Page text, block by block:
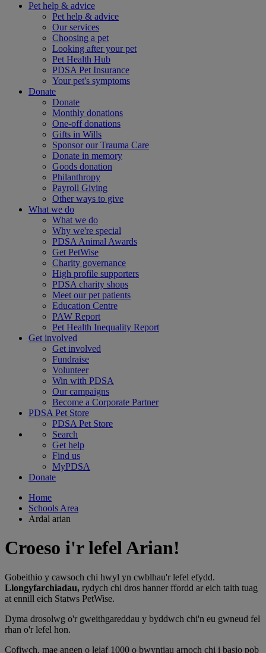
Pet help & advice
Pet help & advice
Our services
Choosing a pet
Looking after your pet
Pet Health Hub
PDSA Pet Insurance
Your pet's symptoms
Donate
Donate
Monthly donations
One-off donations
Gifts in Wills
Sponsor our Trauma Care
Donate in memory
Goods donation
Philanthropy
Payroll Giving
Other ways to give
What we do
What we do
Why we're special
PDSA Animal Awards
Get PetWise
Charity governance
High profile supporters
PDSA charity shops
Meet our pet patients
Education Centre
PAW Report
Pet Health Inequality Report
Get involved
Get involved
Fundraise
Volunteer
Win with PDSA
Our campaigns
Become a Corporate Partner
PDSA Pet Store
PDSA Pet Store
Search
Get help
Find us
MyPDSA
Donate
Home
Schools Area
Ardal arian
Croeso i'r lefel Arian!
Gobeithio y cawsoch chi hwyl yn cwblhau'r lefel efydd.
Llongyfarchiadau, rydych chi dros hanner ffordd ar eich taith tuag
at ennill eich Statws PetWise.
Dyma drosolwg o'r gweithgareddau y byddwch chi'n eu gwneud fel
rhan o'r lefel hon.
Cofiwch, mae angen o leiaf 1000 o bwyntiau arnoch chi i basio pob